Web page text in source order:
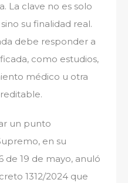
La clave no es solo
su finalidad real.
debe responder a
como estudios,
médico u otra
un punto
en su
de 19 de mayo, anuló
1312/2024 que